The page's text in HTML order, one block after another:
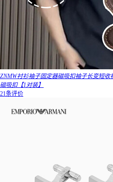
ZNMW衬衫袖子固定器磁吸扣袖子长变短
磁吸扣【1对装】
21条评价